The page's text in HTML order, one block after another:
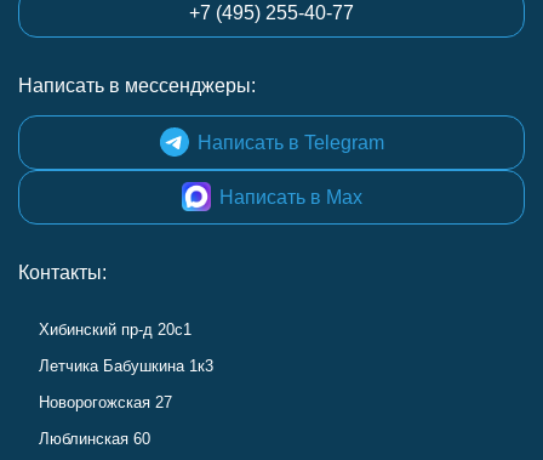
+7 (495) 255-40-77
Написать в мессенджеры:
Написать в Telegram
Написать в Max
Контакты:
Хибинский пр-д 20с1
Летчика Бабушкина 1к3
Новорогожская 27
Люблинская 60